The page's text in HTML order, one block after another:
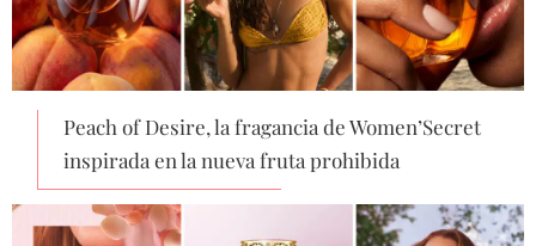
Peach of Desire, la fragancia de Women’Secret
inspirada en la nueva fruta prohibida